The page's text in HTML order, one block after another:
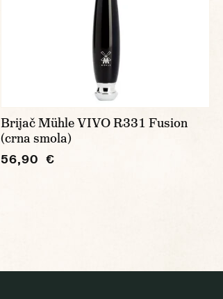
Brijač Mühle VIVO R331 Fusion
(crna smola)
56,90 €